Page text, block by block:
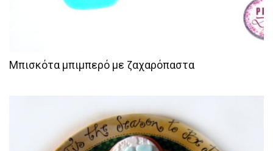
Μπισκότα μπιμπερό με ζαχαρόπαστα